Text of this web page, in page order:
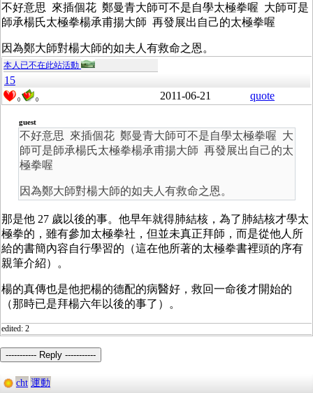
不好意思 來插個花 鄭曼青大師可不是自學太極拳喔 大師可是
師承楊氏太極拳楊承甫揚大師 再發展出自己的太極拳喔
因為鄭大師對楊大師的如夫人有救命之恩。
本人已不在此站活動
15
0 0 2011-06-21 quote
guest
不好意思 來插個花 鄭曼青大師可不是自學太極拳喔 大
師可是師承楊氏太極拳楊承甫揚大師 再發展出自己的太
極拳喔
因為鄭大師對楊大師的如夫人有救命之恩。
那是他 27 歲以後的事。他早年就得肺結核，為了肺結核才學太
極拳的，雖有參加太極拳社，但並未真正拜師，而是從他人所
給的書簡內容自行學習的（這在他所著的太極拳書裡頭的序有
親筆介紹）。
楊的真傳也是他把楊的德配的病醫好，救回一命後才開始的
（那時已是拜楊六年以後的事了）。
edited: 2
----------- Reply -----------
cht 運動